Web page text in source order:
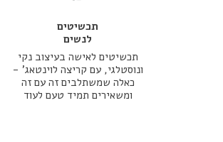
תכשיטים
לנשים
תכשיטים לאישה בעיצוב נקי
ונוסטלגי, עם קריצה לוינטאג' -
כאלה שמשתלבים זה עם זה
ומשאירים תמיד טעם לעוד